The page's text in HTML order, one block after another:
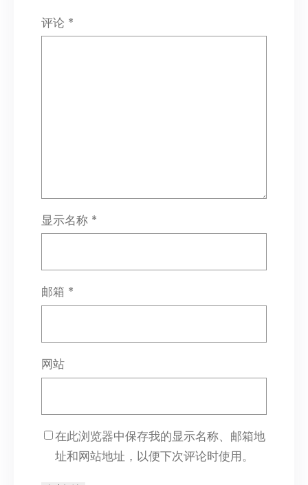
评论 *
显示名称 *
邮箱 *
网站
在此浏览器中保存我的显示名称、邮箱地
址和网站地址，以便下次评论时使用。